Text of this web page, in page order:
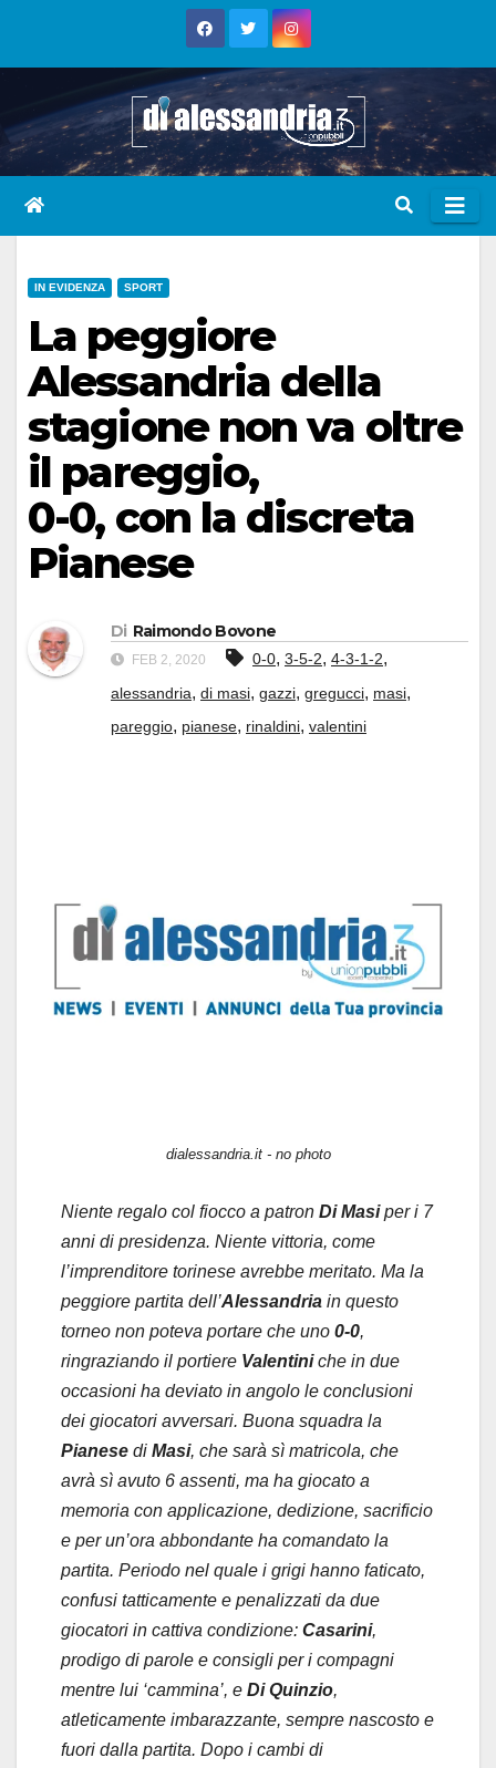
IN EVIDENZA SPORT
La peggiore
Alessandria della
stagione non va oltre
il pareggio,
0-0, con la discreta
Pianese
Di Raimondo Bovone
FEB 2, 2020 0-0, 3-5-2, 4-3-1-2,
alessandria, di masi, gazzi, gregucci, masi,
pareggio, pianese, rinaldini, valentini
dialessandria.it - no photo
Niente regalo col fiocco a patron Di Masiper i 7
anni di presidenza. Niente vittoria, come
l’imprenditore torinese avrebbe meritato. Ma la
peggiore partita dell’Alessandria in questo
torneo non poteva portare che uno 0-0,
ringraziando il portiere Valentiniche in due
occasioni ha deviato in angolo le conclusioni
dei giocatori avversari. Buona squadra la
Pianese di Masi, che sarà sì matricola, che
avrà sì avuto 6 assenti, ma ha giocato a
memoria con applicazione, dedizione, sacrificio
e per un’ora abbondante ha comandato la
partita. Periodo nel quale i grigi hanno faticato,
confusi tatticamente e penalizzati da due
giocatori in cattiva condizione: Casarini,
prodigo di parole e consigli per i compagni
mentre lui ‘cammina’, e Di Quinzio,
atleticamente imbarazzante, sempre nascosto e
fuori dalla partita. Dopo i cambi di